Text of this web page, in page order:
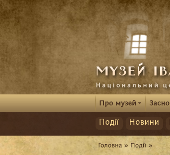
Події Новини